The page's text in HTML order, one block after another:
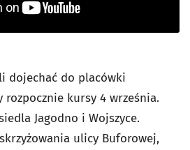
dojechać do placówki
rozpocznie kursy 4 września.
Jagodno i Wojszyce.
ulicy Buforowej,